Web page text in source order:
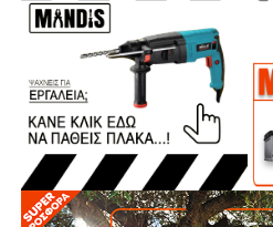
Τροφίμων
Συσκευές Καθαρισμού
Συσκευές Ποιότητας
Αέρα